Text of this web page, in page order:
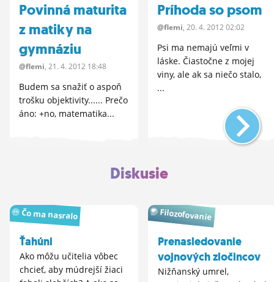
Povinná maturita
z matiky na
gymnáziu
@flemi, 21. 4. 2012 18:48
Budem sa snažiť o aspoň
trošku objektivity...... Prečo
áno: +no, matematika...
Príhoda so psom
@flemi, 20. 4. 2012 02:02
Psi ma nemajú veľmi v
láske. Čiastočne z mojej
viny, ale ak sa niečo stalo,
...
Diskusie
Čo ma nasralo
Ťahúni
Ako môžu učitelia vôbec
chcieť, aby múdrejší žiaci
Filozofovanie
Prenasledovanie
vojnových zločincov
Nižňanský umrel,